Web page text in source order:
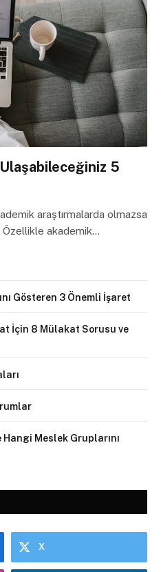
5
araştırmalarda olmazsa
Özellikle akademik…
Gösteren 3 Önemli İşaret
İçin 8 Mülakat Sorusu ve
Meslek Gruplarını
X